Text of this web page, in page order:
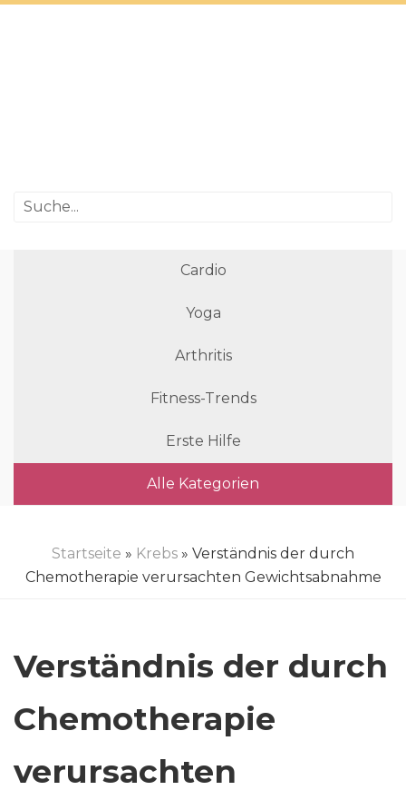
Cardio
Yoga
Arthritis
Fitness-Trends
Erste Hilfe
Alle Kategorien
Startseite » Krebs » Verständnis der durch
Chemotherapie verursachten Gewichtsabnahme
Verständnis der durch
Chemotherapie
verursachten